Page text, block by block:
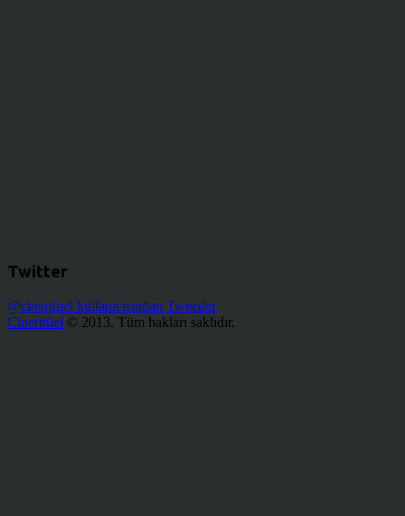
Twitter
@cinerituel kullanıcısından Tweetler
Cineritüel © 2013. Tüm hakları saklıdır.